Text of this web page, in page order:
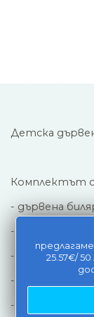
25.57€/
Детска
Комплектът
- дървена
- мрежести
- две дървени
- 16 топки,
- пластмасов